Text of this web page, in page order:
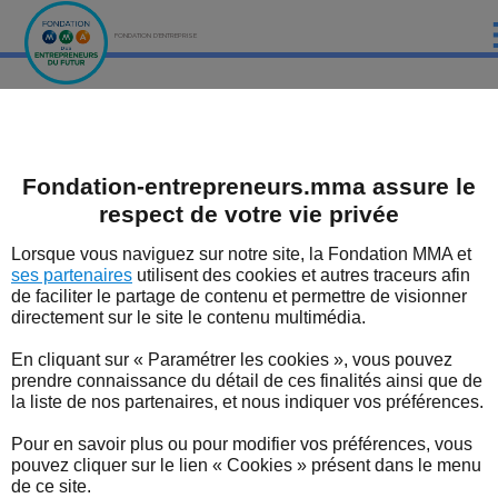
FONDATION D'ENTREPRISE
LES ÉTUDES DE LA FONDATION MMA
LES EXPERTS
LES BONNES NOUVELLES DU TERRITOIRE
L'ACTUALITÉ
Plan du site
La Fondation MMA des Entrepreneurs du futur
Le mot du Président
Le mot de la Déléguée Générale
Toutes nos études
L'étude sur la santé du dirigeant d'entreprise
Santé du dirigeant d'entreprise 2026
Santé du dirigeant d'entreprise 2024
Santé du dirigeant d'entreprise 2023
Fondation-entrepreneurs.mma assure le
respect de votre vie privée
Lorsque vous naviguez sur notre site, la Fondation MMA et
ses partenaires utilisent des cookies et autres traceurs afin
de faciliter le partage de contenu et permettre de visionner
directement sur le site le contenu multimédia.
En cliquant sur « Paramétrer les cookies », vous pouvez
prendre connaissance du détail de ces finalités ainsi que de
la liste de nos partenaires, et nous indiquer vos préférences.
Pour en savoir plus ou pour modifier vos préférences, vous
pouvez cliquer sur le lien « Cookies » présent dans le menu
de ce site.